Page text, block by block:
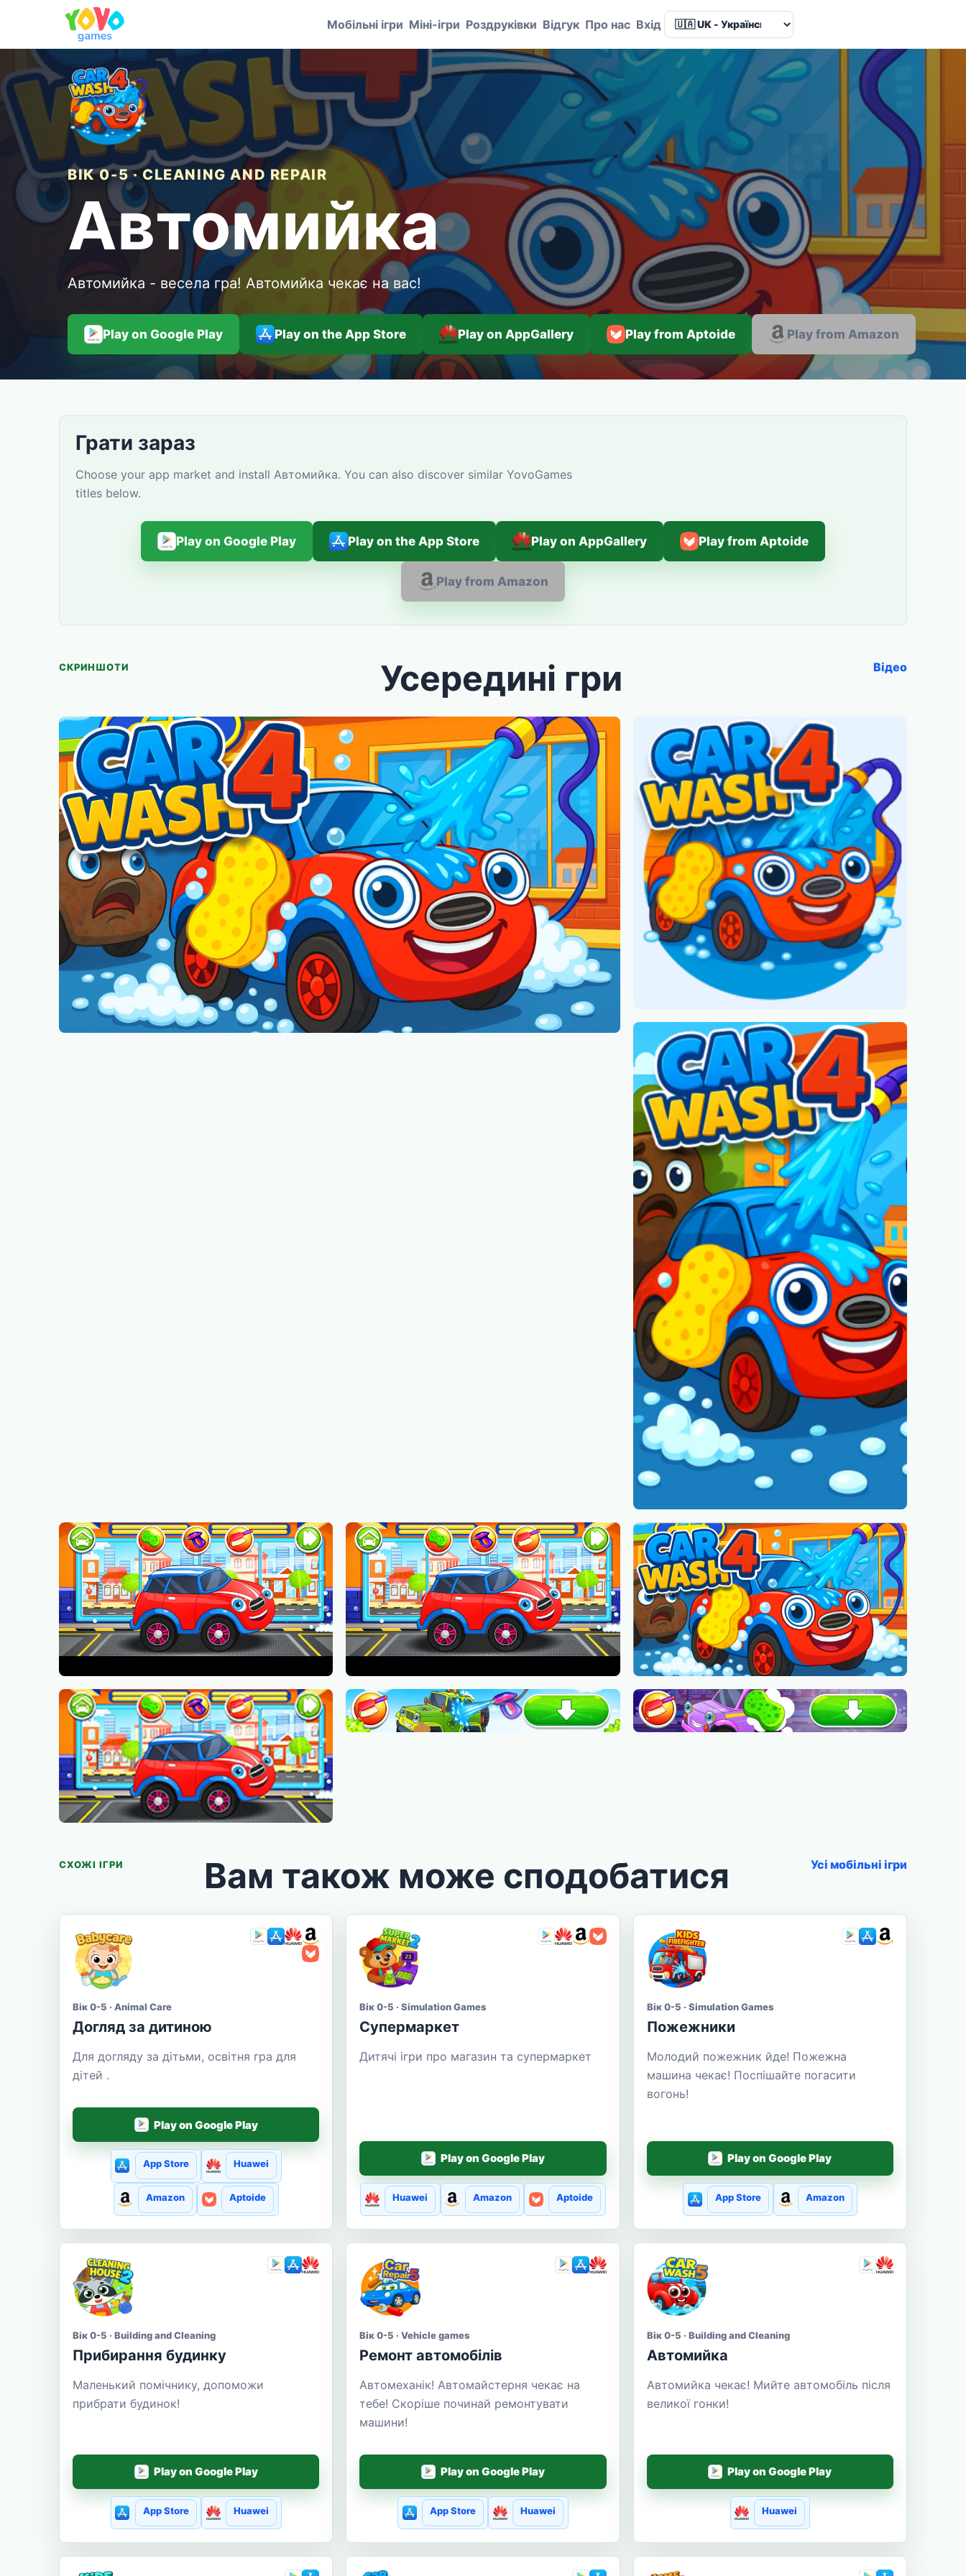
Мобільні ігри Міні-ігри Роздруківки Відгук Про нас Вхід Language
ВІК 0-5 · CLEANING AND REPAIR
Автомийка
Автомийка - весела гра! Автомийка чекає на вас!
Play on Google Play Play on the App Store Play on AppGallery Play from Aptoide Play from Amazon
Грати зараз
Choose your app market and install Автомийка. You can also discover similar YovoGames
titles below.
Play on Google Play Play on the App Store Play on AppGallery Play from Aptoide
Play from Amazon
СКРИНШОТИ Усередині гри Відео
СХОЖІ ІГРИ Вам також може сподобатися Усі мобільні ігри
Вік 0-5 · Animal Care
Догляд за дитиною
Для догляду за дітьми, освітня гра для
дітей .
Play on Google Play
App Store Huawei
Amazon Aptoide
Вік 0-5 · Simulation Games
Супермаркет
Дитячі ігри про магазин та супермаркет
Play on Google Play
Huawei Amazon Aptoide
Вік 0-5 · Simulation Games
Пожежники
Молодий пожежник йде! Пожежна
машина чекає! Поспішайте погасити
вогонь!
Play on Google Play
App Store Amazon
Вік 0-5 · Building and Cleaning
Прибирання будинку
Маленький помічнику, допоможи
прибрати будинок!
Play on Google Play
App Store Huawei
Вік 0-5 · Vehicle games
Ремонт автомобілів
Автомеханік! Автомайстерня чекає на
тебе! Скоріше починай ремонтувати
машини!
Play on Google Play
App Store Huawei
Вік 0-5 · Building and Cleaning
Автомийка
Автомийка чекає! Мийте автомобіль після
великої гонки!
Play on Google Play
Huawei